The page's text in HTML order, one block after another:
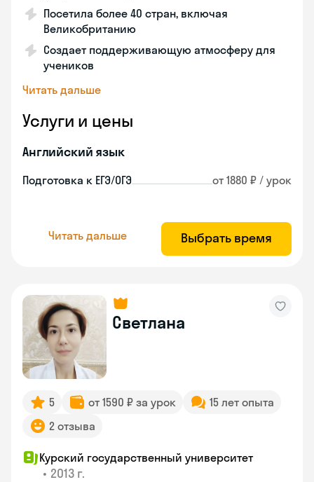
Посетила более 40 стран, включая
Великобританию
Создает поддерживающую атмосферу для
учеников
Читать дальше
Услуги и цены
Английский язык
Подготовка к ЕГЭ/ОГЭ от 1880 ₽ / урок
Читать дальше Выбрать время
Светлана
5 от 1590 ₽ за урок
15 лет опыта
2 отзыва
Курский государственный университет
• 2013 г.